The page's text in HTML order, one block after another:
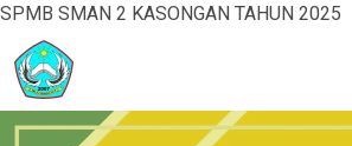
SPMB SMAN 2 KASONGAN TAHUN 2025